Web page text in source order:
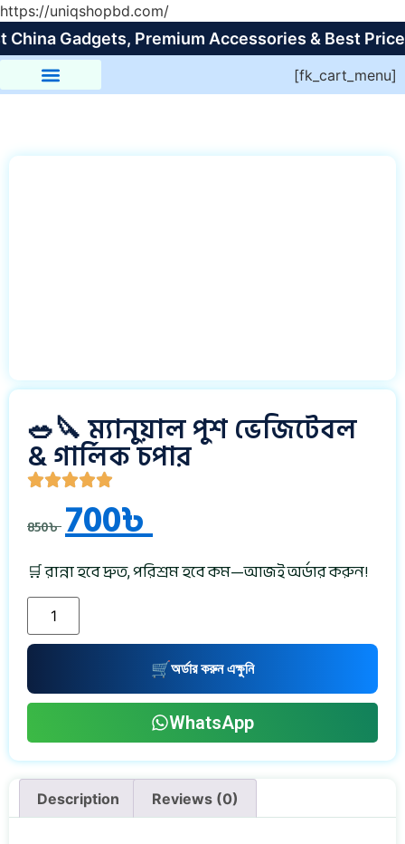
https://uniqshopbd.com/
Premium Accessories & Best Price in
[fk_cart_menu]
🥗🔪 ম্যানুয়াল পুশ ভেজিটেবল
& গার্লিক চপার
850৳700৳
🛒 রান্না হবে দ্রুত, পরিশ্রম হবে কম—আজই অর্ডার করুন!
অর্ডার করুন এক্ষুনি
WhatsApp
Description Reviews (0)